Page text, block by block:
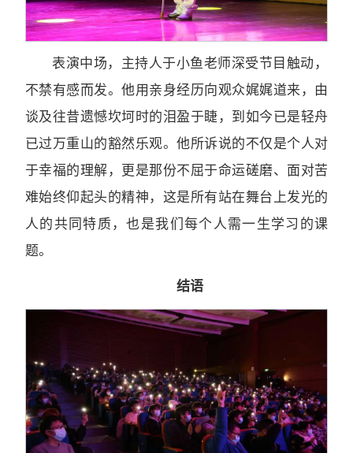
表演中场，主持人于小鱼老师深受节目触动，
不禁有感而发。他用亲身经历向观众娓娓道来，由
谈及往昔遗憾坎坷时的泪盈于睫，到如今已是轻舟
已过万重山的豁然乐观。他所诉说的不仅是个人对
于幸福的理解，更是那份不屈于命运磋磨、面对苦
难始终仰起头的精神，这是所有站在舞台上发光的
人的共同特质，也是我们每个人需一生学习的课
题。
结语